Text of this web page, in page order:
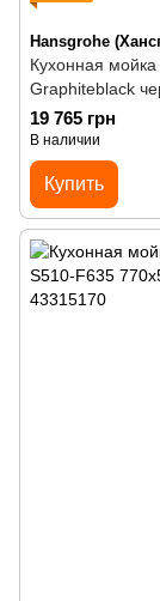
Hansgrohe
Кухонная
Graphiteblack
19 765 грн
В наличии
Купить